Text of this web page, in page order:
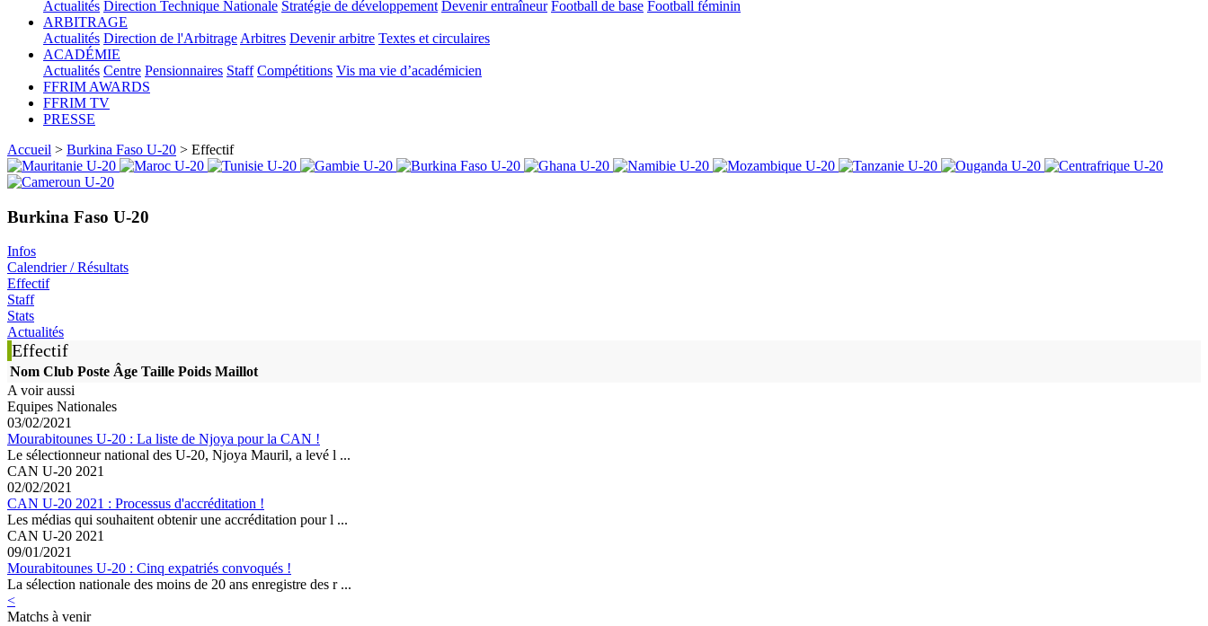
Actualités Direction Technique Nationale Stratégie de développement Devenir entraîneur Football de base Football féminin
ARBITRAGE
Actualités Direction de l'Arbitrage Arbitres Devenir arbitre Textes et circulaires
ACADÉMIE
Actualités Centre Pensionnaires Staff Compétitions Vis ma vie d’académicien
FFRIM AWARDS
FFRIM TV
PRESSE
Accueil > Burkina Faso U-20 > Effectif
Burkina Faso U-20
Infos
Calendrier / Résultats
Effectif
Staff
Stats
Actualités
Effectif
Nom Club Poste Âge Taille Poids Maillot
A voir aussi
Equipes Nationales
03/02/2021
Mourabitounes U-20 : La liste de Njoya pour la CAN !
Le sélectionneur national des U-20, Njoya Mauril, a levé l ...
CAN U-20 2021
02/02/2021
CAN U-20 2021 : Processus d'accréditation !
Les médias qui souhaitent obtenir une accréditation pour l ...
CAN U-20 2021
09/01/2021
Mourabitounes U-20 : Cinq expatriés convoqués !
La sélection nationale des moins de 20 ans enregistre des r ...
<
Matchs à venir